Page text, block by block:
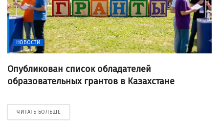
НОВОСТИ
Опубликован список обладателей
образовательных грантов в Казахстане
ЧИТАТЬ БОЛЬШЕ